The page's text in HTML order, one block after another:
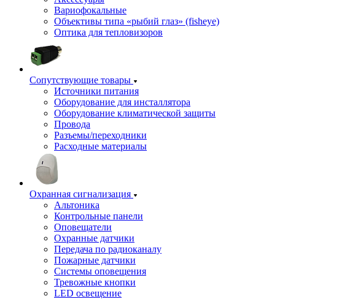
Вариофокальные
Объективы типа «рыбий глаз» (fisheye)
Оптика для тепловизоров
Сопутствующие товары
Источники питания
Оборудование для инсталлятора
Оборудование климатической защиты
Провода
Разъемы/переходники
Расходные материалы
Охранная сигнализация
Альтоника
Контрольные панели
Оповещатели
Охранные датчики
Передача по радиоканалу
Пожарные датчики
Системы оповещения
Тревожные кнопки
LED освещение